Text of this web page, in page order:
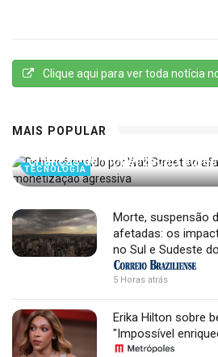
Clique aqui para ver toda notícia
MAIS POPULAR
TECNOLOGIA
crianças de monetização
Morte, suspensão
afetadas: os
no Sul e Sudeste
5 Horas atrás
Erika Hilton sobre
"Impossível